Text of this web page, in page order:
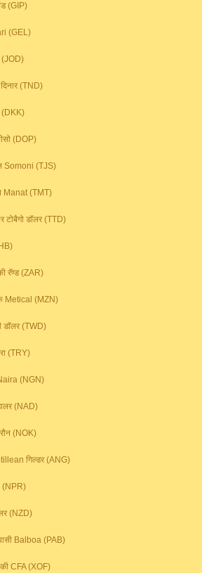
(GIP)
(GEL)
(JOD)
(TND)
(DKK)
(DOP)
Somoni (TJS)
Manat (TMT)
टोबैगो डॉलर (TTD)
रॅण्ड (ZAR)
Metical (MZN)
डॉलर (TWD)
(TRY)
Naira (NGN)
(NAD)
(NOK)
गिल्डर (ANG)
(NPR)
(NZD)
Balboa (PAB)
CFA (XOF)